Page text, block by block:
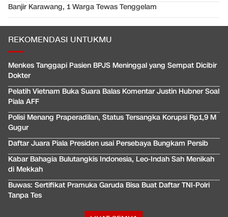
Banjir Karawang, 1 Warga Tewas Tenggelam
REKOMENDASI UNTUKMU
Menkes Tanggapi Pasien BPJS Meninggal yang Sempat Dicibir
Dokter
Pelatih Vietnam Buka Suara Balas Komentar Justin Hubner Soal
Piala AFF
Polisi Menang Praperadilan, Status Tersangka Korupsi Rp1,9 M
Gugur
Daftar Juara Piala Presiden usai Persebaya Bungkam Persib
Kabar Bahagia Bulutangkis Indonesia, Leo-Indah Sah Menikah
di Mekkah
Buwas: Sertifikat Pramuka Garuda Bisa Buat Daftar TNI-Polri
Tanpa Tes